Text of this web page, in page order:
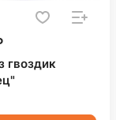
гвоздик